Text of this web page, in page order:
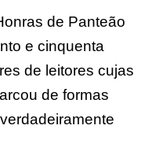
de Panteão
e cinquenta
de leitores cujas
de formas